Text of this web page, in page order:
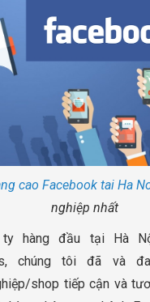
cao Facebook tai Ha
nghiệp nhất
ty hàng đầu tại Hà
chúng tôi đã và
shop tiếp cận và